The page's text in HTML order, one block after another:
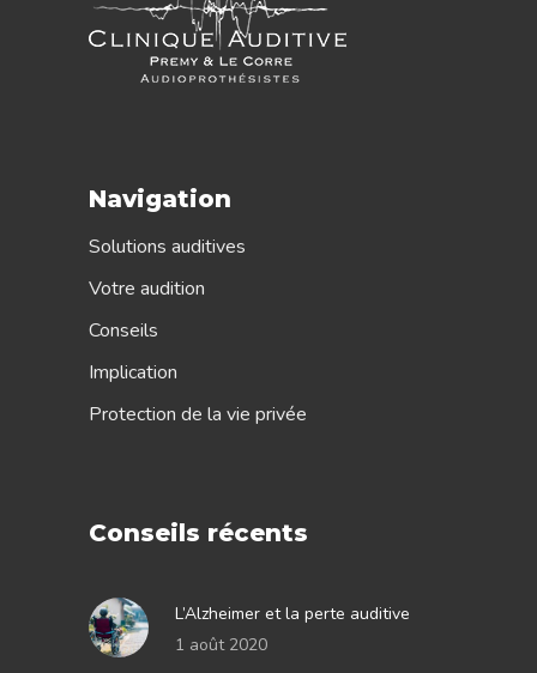
Navigation
Solutions auditives
Votre audition
Conseils
Implication
Protection de la vie privée
Conseils récents
L’Alzheimer et la perte auditive
1 août 2020